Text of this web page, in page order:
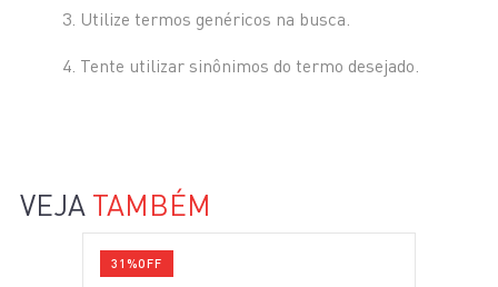
Utilize termos genéricos na busca.
Tente utilizar sinônimos do termo desejado.
VEJA TAMBÉM
31%OFF